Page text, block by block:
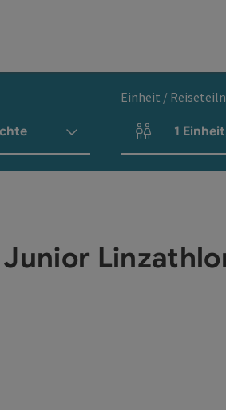
Einheit /
Einheitenanzahl
1 Einheit